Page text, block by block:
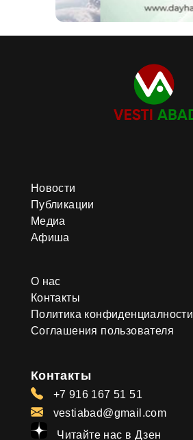
Новости
Публикации
Медиа
Афиша
О нас
Контакты
Политика конфиденциалности
Соглашения пользователя
Контакты
+7 916 167 51 51
vestiabad@gmail.com
Читайте нас в Дзен